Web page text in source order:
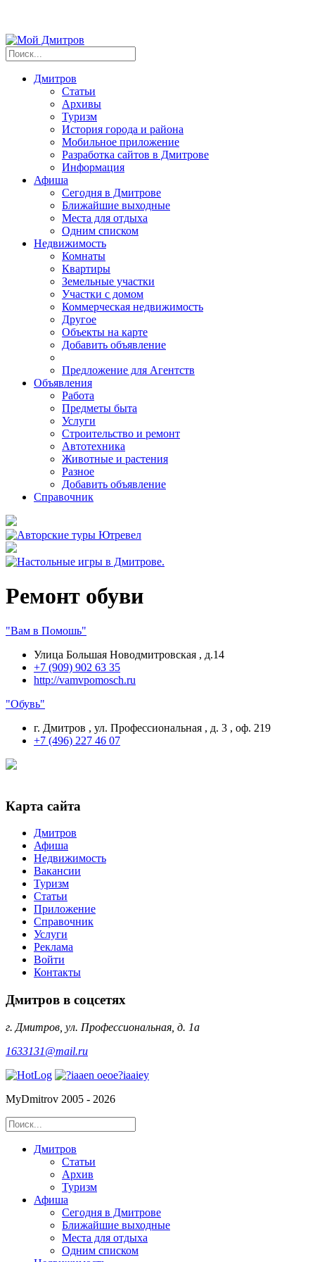
Дмитров
Статьи
Архивы
Туризм
История города и района
Мобильное приложение
Разработка сайтов в Дмитрове
Информация
Афиша
Сегодня в Дмитрове
Ближайшие выходные
Места для отдыха
Одним списком
Недвижимость
Комнаты
Квартиры
Земельные участки
Участки с домом
Коммерческая недвижимость
Другое
Объекты на карте
Добавить объявление
Предложение для Агентств
Объявления
Работа
Предметы быта
Услуги
Строительство и ремонт
Автотехника
Животные и растения
Разное
Добавить объявление
Справочник
Ремонт обуви
"Вам в Помошь"
Улица Большая Новодмитровская , д.14
+7 (909) 902 63 35
http://vamvpomosch.ru
"Обувь"
г. Дмитров , ул. Профессиональная , д. 3 , оф. 219
+7 (496) 227 46 07
Карта сайта
Дмитров
Афиша
Недвижимость
Вакансии
Туризм
Статьи
Приложение
Справочник
Услуги
Реклама
Войти
Контакты
Дмитров в соцсетях
г. Дмитров, ул. Профессиональная, д. 1а
1633131@mail.ru
MyDmitrov 2005 - 2026
Дмитров
Статьи
Архив
Туризм
Афиша
Сегодня в Дмитрове
Ближайшие выходные
Места для отдыха
Одним списком